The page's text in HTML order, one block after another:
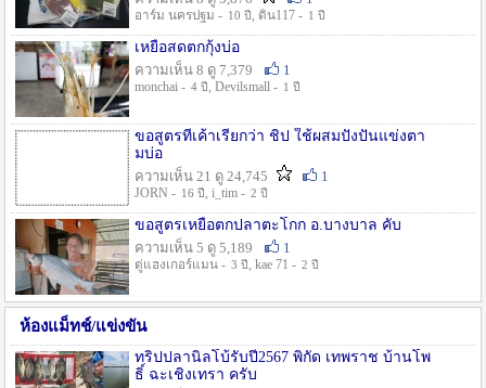
อาร์ม นครปฐม - 10 ปี , ดิน117 - 1 ปี
เหยื่อสดตกกุ้งบ่อ
ความเห็น 8 ดู 7,379
1
monchai - 4 ปี , Devilsmall - 1 ปี
ขอสูตรที่เค้าเรียกว่า ชิป ใช้ผสมปังปั่นแข่งตา
มบ่อ
ความเห็น 21 ดู 24,745
1
JORN - 16 ปี , i_tim - 2 ปี
ขอสูตรเหยื่อตกปลาตะโกก อ.บางบาล คับ
ความเห็น 5 ดู 5,189
1
ตู่แฮงเกอร์แมน - 3 ปี , kae 71 - 2 ปี
ห้องแม็ทช์/แข่งขัน
ทริปปลานิลโบ้รับปี2567 พิกัด เทพราช บ้านโพ
ธิ์ ฉะเชิงเทรา ครับ